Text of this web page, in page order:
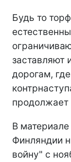
Будь то
заставляют
дорогам,
продолжает
В материале
Финляндии
войну" с